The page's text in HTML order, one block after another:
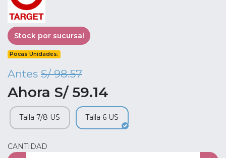
Stock por sucursal
Pocas Unidades.
Antes S/ 98.57
Ahora S/ 59.14
Talla 7/8 US Talla 6 US
CANTIDAD